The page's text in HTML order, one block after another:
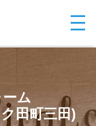
ム
田町三田)